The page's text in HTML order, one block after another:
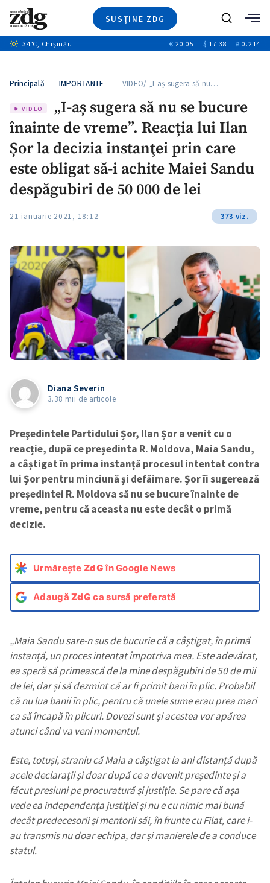
SUSȚINE ZDG
Ştiri
+10
Special
Blog
Caută
34°C, Chișinău € 20.05 $ 17.38 ₽ 0.214
Principală — IMPORTANTE — VIDEO/ „I-aș sugera să nu…
VIDEO
„I-aș sugera să nu se bucure
înainte de vreme”. Reacția lui Ilan
Șor la decizia instanţei prin care
este obligat să-i achite Maiei Sandu
despăgubiri de 50 000 de lei
21 ianuarie 2021, 18:12 373 viz.
Diana Severin
3.38 mii de articole
Preşedintele Partidului Șor, Ilan Șor a venit cu o
reacție, după ce președinta R. Moldova, Maia Sandu,
a câștigat în prima instanță procesul intentat contra
lui Șor pentru minciună și defăimare. Șor îi sugerează
președintei R. Moldova să nu se bucure înainte de
vreme, pentru că aceasta nu este decât o primă
decizie.
Urmărește ZdGîn Google News
AdaugăZdG ca sursă preferată
„Maia Sandu sare-n sus de bucurie că a câștigat, în primă
instanță, un proces intentat împotriva mea. Este adevărat,
ea speră să primească de la mine despăgubiri de 50 de mii
de lei, dar și să dezmint că ar fi primit bani în plic. Probabil
că nu lua banii în plic, pentru că unele sume erau prea mari
ca să încapă în plicuri. Dovezi sunt și acestea vor apărea
atunci când va veni momentul.
Este, totuși, straniu că Maia a câștigat la ani distanță după
acele declarații și doar după ce a devenit președinte și a
făcut presiuni pe procuratură și justiție. Se pare că așa
vede ea independența justiției și nu e cu nimic mai bună
decât predecesorii și mentorii săi, în frunte cu Filat, care i-
au transmis nu doar echipa, dar și manierele de a conduce
statul.